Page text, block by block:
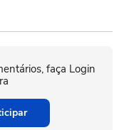
faça Login